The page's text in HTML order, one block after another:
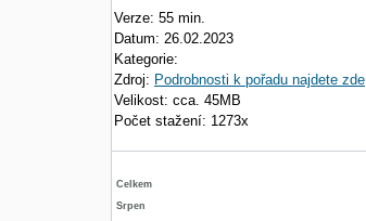
Verze: 55 min.
Datum: 26.02.2023
Kategorie:
Zdroj: Podrobnosti k pořadu najdete zde
Velikost: cca. 45MB
Počet stažení: 1273x
Celkem
Srpen